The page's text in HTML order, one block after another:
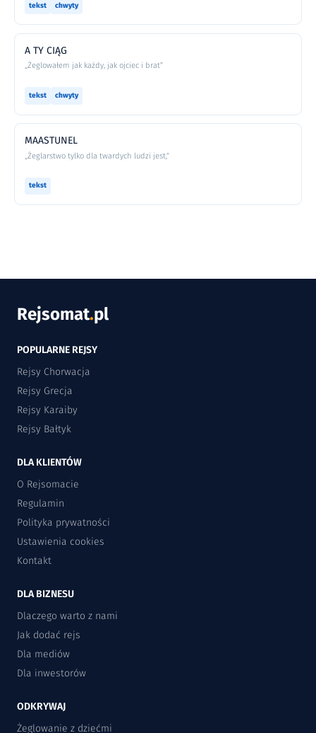
tekst chwyty
A TY CIĄG
„Żeglowałem jak każdy, jak ojciec i brat”
tekst chwyty
MAASTUNEL
„Żeglarstwo tylko dla twardych ludzi jest,”
tekst
Rejsomat.pl
POPULARNE REJSY
Rejsy Chorwacja
Rejsy Grecja
Rejsy Karaiby
Rejsy Bałtyk
DLA KLIENTÓW
O Rejsomacie
Regulamin
Polityka prywatności
Ustawienia cookies
Kontakt
DLA BIZNESU
Dlaczego warto z nami
Jak dodać rejs
Dla mediów
Dla inwestorów
ODKRYWAJ
Żeglowanie z dziećmi